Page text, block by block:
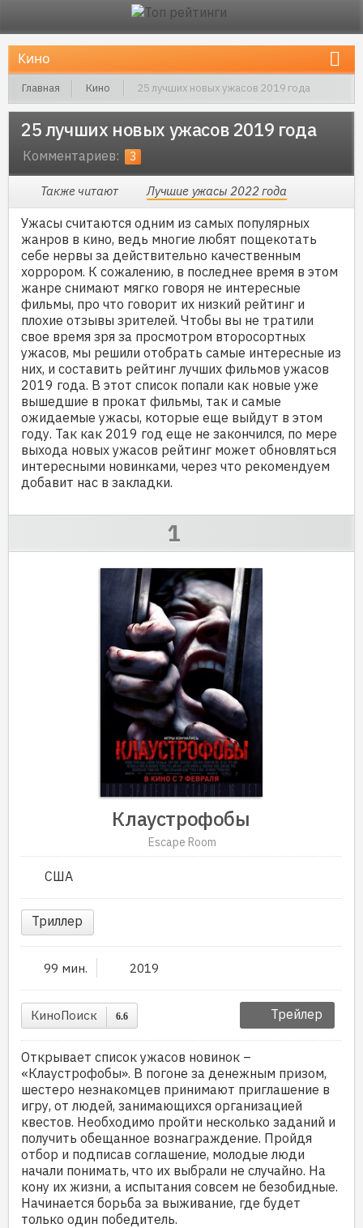
Главная Кино 25 лучших новых ужасов 2019 года
25 лучших новых ужасов 2019 года
Комментариев: 3
Также читают Лучшие ужасы 2022 года
Ужасы считаются одним из самых популярных
жанров в кино, ведь многие любят пощекотать
себе нервы за действительно качественным
хоррором. К сожалению, в последнее время в этом
жанре снимают мягко говоря не интересные
фильмы, про что говорит их низкий рейтинг и
плохие отзывы зрителей. Чтобы вы не тратили
свое время зря за просмотром второсортных
ужасов, мы решили отобрать самые интересные из
них, и составить рейтинг лучших фильмов ужасов
2019 года. В этот список попали как новые уже
вышедшие в прокат фильмы, так и самые
ожидаемые ужасы, которые еще выйдут в этом
году. Так как 2019 год еще не закончился, по мере
выхода новых ужасов рейтинг может обновляться
интересными новинками, через что рекомендуем
добавит нас в закладки.
Клаустрофобы
Escape Room
США
Триллер
99 мин. 2019
КиноПоиск 6.6 Трейлер
Открывает список ужасов новинок –
«Клаустрофобы». В погоне за денежным призом,
шестеро незнакомцев принимают приглашение в
игру, от людей, занимающихся организацией
квестов. Необходимо пройти несколько заданий и
получить обещанное вознаграждение. Пройдя
отбор и подписав соглашение, молодые люди
начали понимать, что их выбрали не случайно. На
кону их жизни, а испытания совсем не безобидные.
Начинается борьба за выживание, где будет
только один победитель.